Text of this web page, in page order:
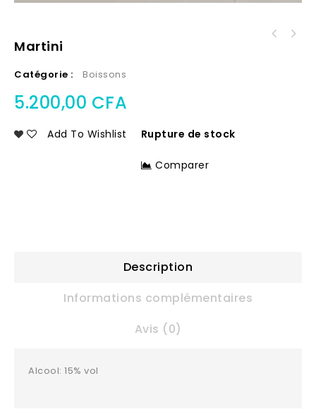
Martini
Catégorie : Boissons
5.200,00 CFA
Rupture de stock
Add To Wishlist
Comparer
Description
Informations complémentaires
Avis (0)
Alcool: 15% vol